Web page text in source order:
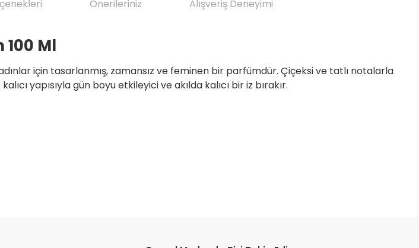
Önerileriniz Alışveriş Deneyimi
Ml
için tasarlanmış, zamansız ve feminen bir parfümdür. Çiçeksi ve tatlı notalarla
yapısıyla gün boyu etkileyici ve akılda kalıcı bir iz bırakır.